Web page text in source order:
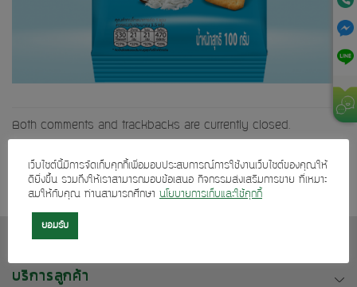
Both comments and trackbacks are currently closed.
Next →
บริการลูกค้า
เว็บไซต์นี้มีการจัดเก็บคุกกี้เพื่อมอบประสบการณ์การใช้งานเว็บไซต์ของคุณให้
ดียิ่งขึ้น รวมถึงให้เราสามารถมอบข้อเสนอ กิจกรรมส่งเสริมการขาย ที่เหมาะ
สมให้กับคุณ ท่านสามารถศึกษา นโยบายการเก็บและใช้คุกกี้
ยอมรับ